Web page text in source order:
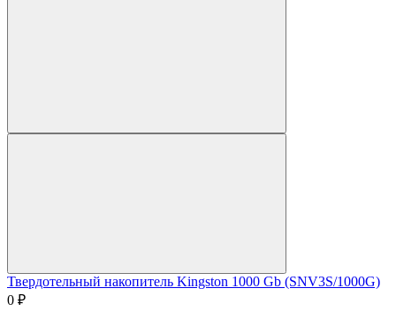
Твердотельный накопитель Kingston 1000 Gb (SNV3S/1000G)
0 ₽